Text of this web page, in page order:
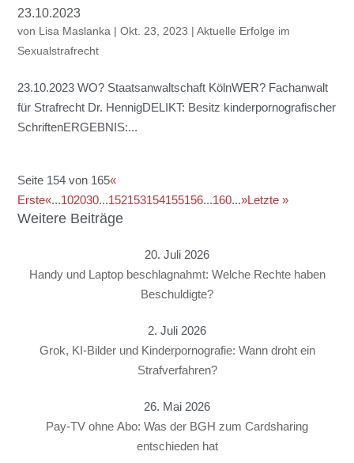
23.10.2023
von Lisa Maslanka |Okt. 23, 2023 |Aktuelle Erfolge im
Sexualstrafrecht
23.10.2023 WO? Staatsanwaltschaft KölnWER? Fachanwalt
für Strafrecht Dr. HennigDELIKT: Besitz kinderpornografischer
SchriftenERGEBNIS:...
Seite 154 von 165«
Erste«...102030...152153154155156...160...»Letzte »
Weitere Beiträge
20. Juli 2026
Handy und Laptop beschlagnahmt: Welche Rechte haben
Beschuldigte?
2. Juli 2026
Grok, KI-Bilder und Kinderpornografie: Wann droht ein
Strafverfahren?
26. Mai 2026
Pay-TV ohne Abo: Was der BGH zum Cardsharing
entschieden hat